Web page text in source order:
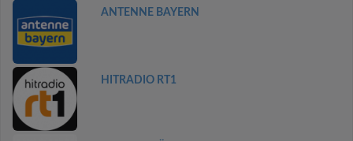
ANTENNE BAYERN
HITRADIO RT1